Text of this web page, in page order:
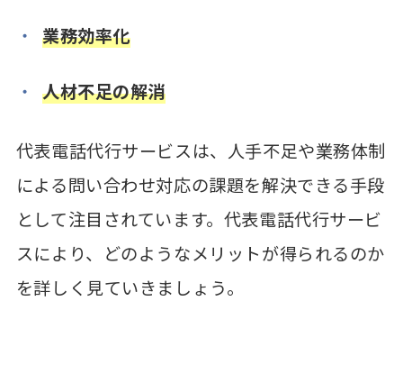
業務効率化
人材不足の解消
代表電話代行サービスは、人手不足や業務体制
による問い合わせ対応の課題を解決できる手段
として注目されています。代表電話代行サービ
スにより、どのようなメリットが得られるのか
を詳しく見ていきましょう。